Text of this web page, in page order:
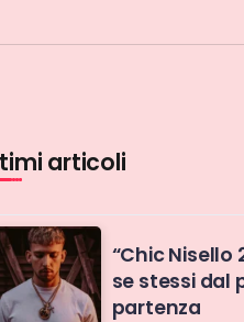
articoli
“Chic Nisello
se stessi dal
partenza